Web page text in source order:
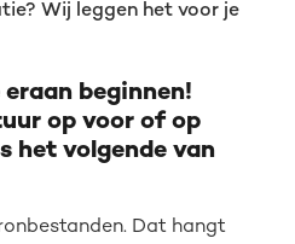
Wij leggen het voor je
beginnen!
op voor of op
het volgende van
Dat hangt